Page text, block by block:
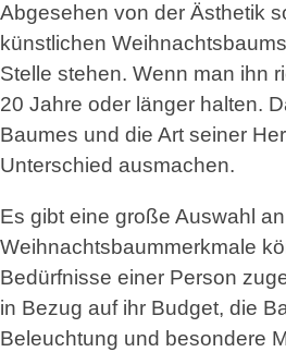
Abgesehen von der Ästhetik
künstlichen
Stelle stehen. Wenn man ihn
20 Jahre oder länger halten.
Baumes und die Art seiner
Unterschied ausmachen.
Es gibt eine große Auswahl
Weihnachtsbaummerkmale
Bedürfnisse einer Person
in Bezug auf ihr Budget, die
Beleuchtung und besondere